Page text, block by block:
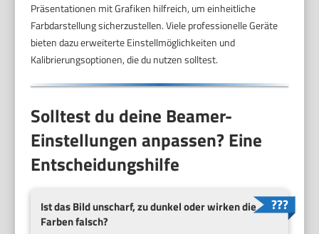
Präsentationen mit Grafiken hilfreich, um einheitliche
Farbdarstellung sicherzustellen. Viele professionelle Geräte
bieten dazu erweiterte Einstellmöglichkeiten und
Kalibrierungsoptionen, die du nutzen solltest.
Solltest du deine Beamer-
Einstellungen anpassen? Eine
Entscheidungshilfe
Ist das Bild unscharf, zu dunkel oder wirken die
Farben falsch?